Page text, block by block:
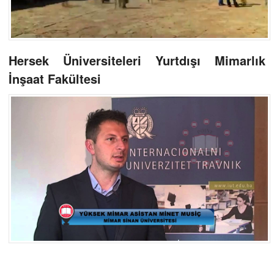
Hersek Üniversiteleri Yurtdışı Mimarlık
İnşaat Fakültesi